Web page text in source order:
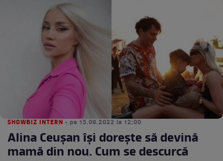
SHOWBIZ INTERN • pe 15.09.2022 la 12:00
Alina Ceușan își dorește să devină
mamă din nou. Cum se descurcă